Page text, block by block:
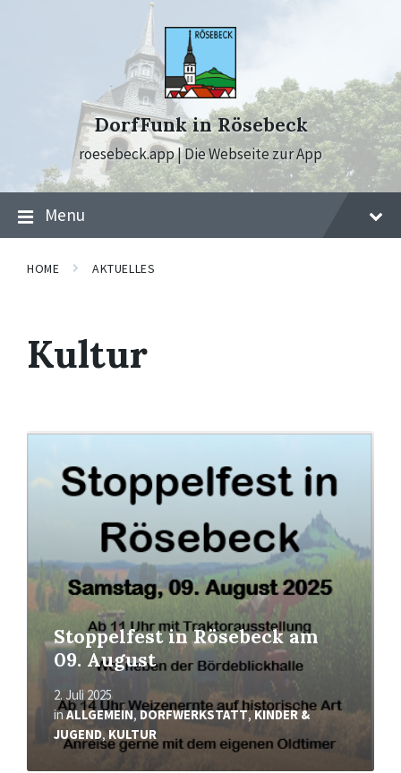
DorfFunk in Rösebeck
roesebeck.app | Die Webseite zur App
Menu
HOME AKTUELLES
Kultur
Stoppelfest in Rösebeck am
09. August
2. Juli 2025
inALLGEMEIN,DORFWERKSTATT,KINDER &
JUGEND,KULTUR
Mehr